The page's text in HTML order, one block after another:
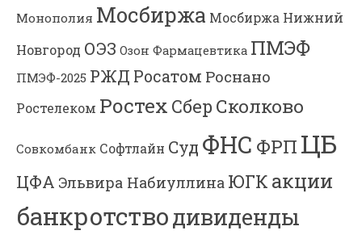
Монополия Мосбиржа Мосбиржа Нижний
Новгород ОЭЗ Озон Фармацевтика ПМЭФ
ПМЭФ-2025 РЖД Росатом Роснано
Ростелеком Ростех Сбер Сколково
Совкомбанк Софтлайн Суд ФНС ФРП ЦБ
ЦФА Эльвира Набиуллина ЮГК акции
банкротстводивиденды